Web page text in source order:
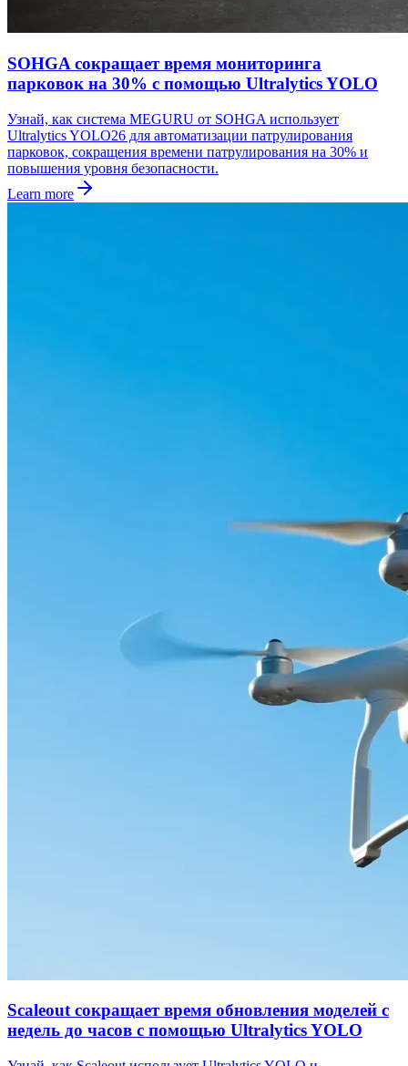
SOHGA сокращает время мониторинга
парковок на 30% с помощью Ultralytics YOLO
Узнай, как система MEGURU от SOHGA использует
Ultralytics YOLO26 для автоматизации патрулирования
парковок, сокращения времени патрулирования на 30% и
повышения уровня безопасности.
Learn more
Scaleout сокращает время обновления моделей с
недель до часов с помощью Ultralytics YOLO